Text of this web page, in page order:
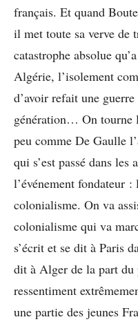
français. Et quand
il met toute sa verve de
catastrophe absolue
Algérie, l’isolement
d’avoir refait une
génération… On tourne
peu comme De Gaulle
qui s’est passé dans les
l’événement fondateur
colonialisme. On va
colonialisme qui va
s’écrit et se dit à Paris
dit à Alger de la part
ressentiment
une partie des jeunes